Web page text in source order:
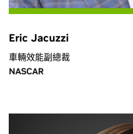
Eric Jacuzzi
車輛效能副總裁
NASCAR